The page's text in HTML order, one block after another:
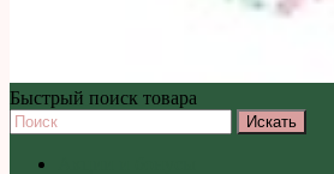
Быстрый поиск товара